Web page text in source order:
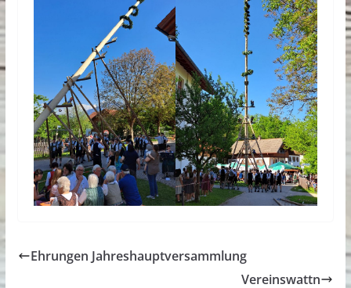
Ehrungen Jahreshauptversammlung
Vereinswattn